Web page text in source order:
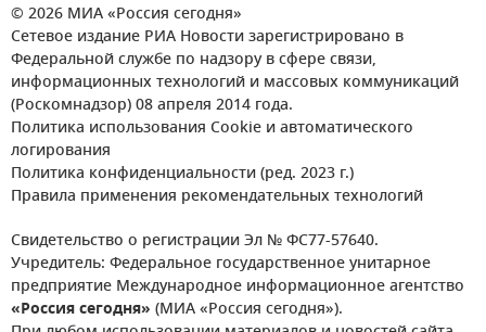
© 2026 МИА «Россия сегодня»
Сетевое издание РИА Новости зарегистрировано в
Федеральной службе по надзору в сфере связи,
информационных технологий и массовых коммуникаций
(Роскомнадзор) 08 апреля 2014 года.
Политика использования Cookie и автоматического
логирования
Политика конфиденциальности (ред. 2023 г.)
Правила применения рекомендательных технологий
Свидетельство о регистрации Эл № ФС77-57640.
Учредитель: Федеральное государственное унитарное
предприятие Международное информационное агентство
«Россия сегодня» (МИА «Россия сегодня»).